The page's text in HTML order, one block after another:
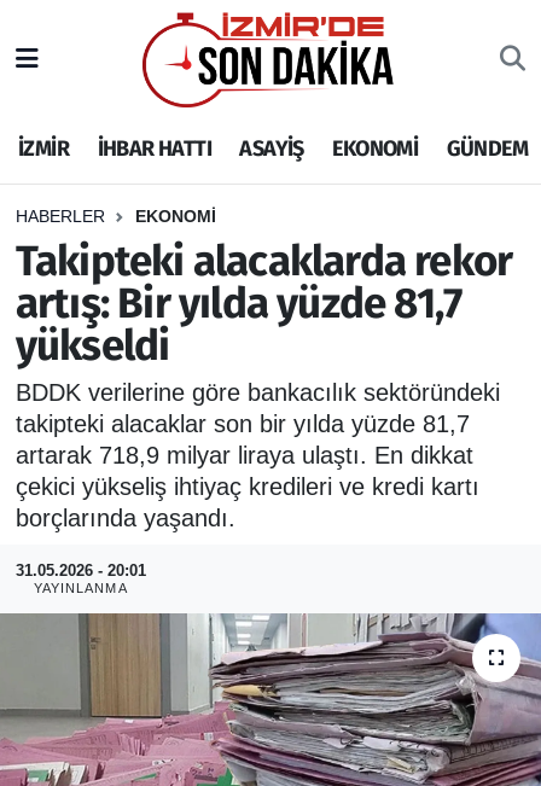
İZMİR İHBAR HATTI ASAYİŞ EKONOMİ GÜNDEM
HABERLER EKONOMİ
Takipteki alacaklarda rekor
artış: Bir yılda yüzde 81,7
yükseldi
BDDK verilerine göre bankacılık sektöründeki
takipteki alacaklar son bir yılda yüzde 81,7
artarak 718,9 milyar liraya ulaştı. En dikkat
çekici yükseliş ihtiyaç kredileri ve kredi kartı
borçlarında yaşandı.
31.05.2026 - 20:01
YAYINLANMA
İHBAR HATTI
DEPREM
GENEL
EKONOMİ
SİYASET
SPOR
ASAYİŞ
RESMİ REKLAM
İzmir Nöbetçi Eczaneler
İzmir Hava Durumu
İzmir Namaz Vakitleri
İzmir Trafik Yoğunluk Haritası
Puan Durumu ve Fikstür
Tüm Manşetler
Son Dakika Haberleri
Haber Arşivi